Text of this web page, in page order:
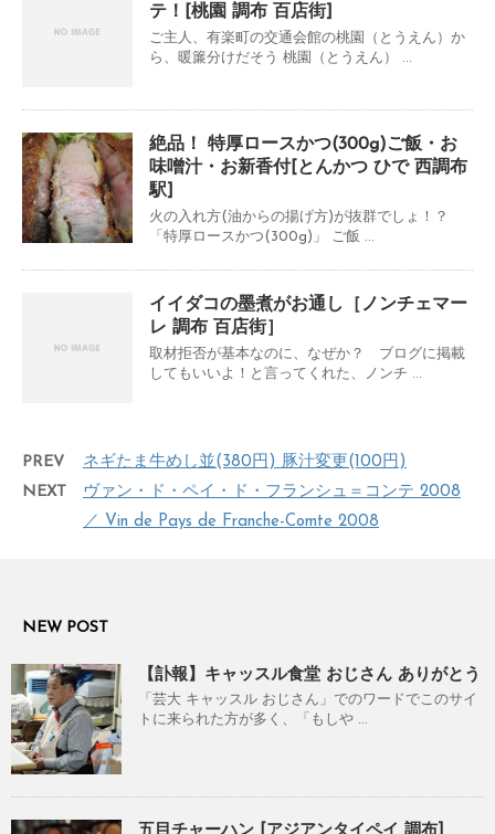
テ！[桃園 調布 百店街]
ご主人、有楽町の交通会館の桃園（とうえん）か
ら、暖簾分けだそう 桃園（とうえん） ...
絶品！ 特厚ロースかつ(300g)ご飯・お
味噌汁・お新香付[とんかつ ひで 西調布
駅]
火の入れ方(油からの揚げ方)が抜群でしょ！？
「特厚ロースかつ(300g)」 ご飯 ...
イイダコの墨煮がお通し［ノンチェマー
レ 調布 百店街］
取材拒否が基本なのに、なぜか？ ブログに掲載
してもいいよ！と言ってくれた、ノンチ ...
PREV
ネギたま牛めし並(380円) 豚汁変更(100円)
NEXT
ヴァン・ド・ペイ・ド・フランシュ＝コンテ 2008
／ Vin de Pays de Franche-Comte 2008
NEW POST
【訃報】キャッスル食堂 おじさん ありがとう
「芸大 キャッスル おじさん」でのワードでこのサイ
トに来られた方が多く、「もしや ...